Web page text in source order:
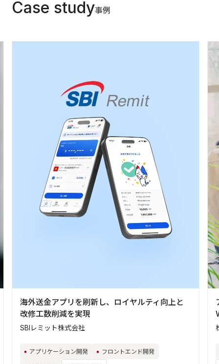
Case study事例
海外送金アプリを刷新し、ロイヤルティ向上と
改修工数削減を実現
SBIレミット株式会社
アプリケーション開発 フロントエンド開発